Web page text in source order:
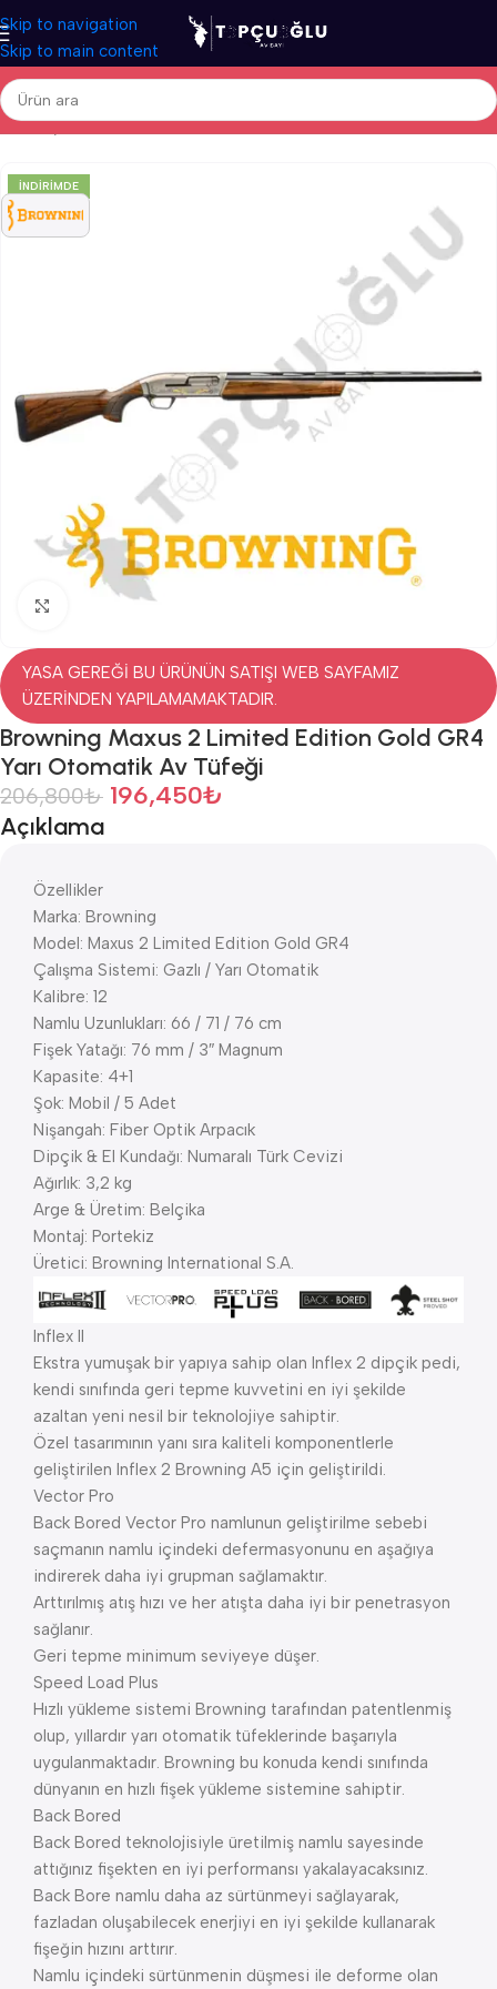
Skip to navigation
Skip to main content
Ana Sayfa/Av Tüfekleri/İthal Av Tüfekleri/Otomatik Av Tüfekleri
İNDIRIMDE
Click to enlarge
YASA GEREĞİ BU ÜRÜNÜN SATIŞI WEB SAYFAMIZ
ÜZERİNDEN YAPILAMAMAKTADIR.
Browning Maxus 2 Limited Edition Gold GR4
Yarı Otomatik Av Tüfeği
206,800₺ 196,450₺
Açıklama
Özellikler
Marka: Browning
Model: Maxus 2 Limited Edition Gold GR4
Çalışma Sistemi: Gazlı / Yarı Otomatik
Kalibre: 12
Namlu Uzunlukları: 66 / 71 / 76 cm
Fişek Yatağı: 76 mm / 3″ Magnum
Kapasite: 4+1
Şok: Mobil / 5 Adet
Nişangah: Fiber Optik Arpacık
Dipçik & El Kundağı: Numaralı Türk Cevizi
Ağırlık: 3,2 kg
Arge & Üretim: Belçika
Montaj: Portekiz
Üretici: Browning International S.A.
Inflex II
Ekstra yumuşak bir yapıya sahip olan Inflex 2 dipçik pedi,
kendi sınıfında geri tepme kuvvetini en iyi şekilde
azaltan yeni nesil bir teknolojiye sahiptir.
Özel tasarımının yanı sıra kaliteli komponentlerle
geliştirilen Inflex 2 Browning A5 için geliştirildi.
Vector Pro
Back Bored Vector Pro namlunun geliştirilme sebebi
saçmanın namlu içindeki defermasyonunu en aşağıya
indirerek daha iyi grupman sağlamaktır.
Arttırılmış atış hızı ve her atışta daha iyi bir penetrasyon
sağlanır.
Geri tepme minimum seviyeye düşer.
Speed Load Plus
Hızlı yükleme sistemi Browning tarafından patentlenmiş
olup, yıllardır yarı otomatik tüfeklerinde başarıyla
uygulanmaktadır. Browning bu konuda kendi sınıfında
dünyanın en hızlı fişek yükleme sistemine sahiptir.
Back Bored
Back Bored teknolojisiyle üretilmiş namlu sayesinde
attığınız fişekten en iyi performansı yakalayacaksınız.
Back Bore namlu daha az sürtünmeyi sağlayarak,
fazladan oluşabilecek enerjiyi en iyi şekilde kullanarak
fişeğin hızını arttırır.
Namlu içindeki sürtünmenin düşmesi ile deforme olan